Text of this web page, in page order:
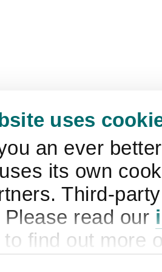
uses
an ever
its own
Third-
read our
to find out more